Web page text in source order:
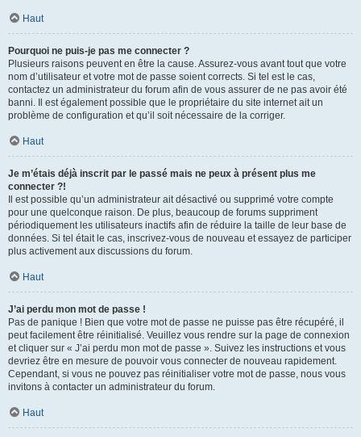
Haut
Pourquoi ne puis-je pas me connecter ?
Plusieurs raisons peuvent en être la cause. Assurez-vous avant tout que votre
nom d’utilisateur et votre mot de passe soient corrects. Si tel est le cas,
contactez un administrateur du forum afin de vous assurer de ne pas avoir été
banni. Il est également possible que le propriétaire du site internet ait un
problème de configuration et qu’il soit nécessaire de la corriger.
Haut
Je m’étais déjà inscrit par le passé mais ne peux à présent plus me
connecter ?!
Il est possible qu’un administrateur ait désactivé ou supprimé votre compte
pour une quelconque raison. De plus, beaucoup de forums suppriment
périodiquement les utilisateurs inactifs afin de réduire la taille de leur base de
données. Si tel était le cas, inscrivez-vous de nouveau et essayez de participer
plus activement aux discussions du forum.
Haut
J’ai perdu mon mot de passe !
Pas de panique ! Bien que votre mot de passe ne puisse pas être récupéré, il
peut facilement être réinitialisé. Veuillez vous rendre sur la page de connexion
et cliquer sur « J’ai perdu mon mot de passe ». Suivez les instructions et vous
devriez être en mesure de pouvoir vous connecter de nouveau rapidement.
Cependant, si vous ne pouvez pas réinitialiser votre mot de passe, nous vous
invitons à contacter un administrateur du forum.
Haut